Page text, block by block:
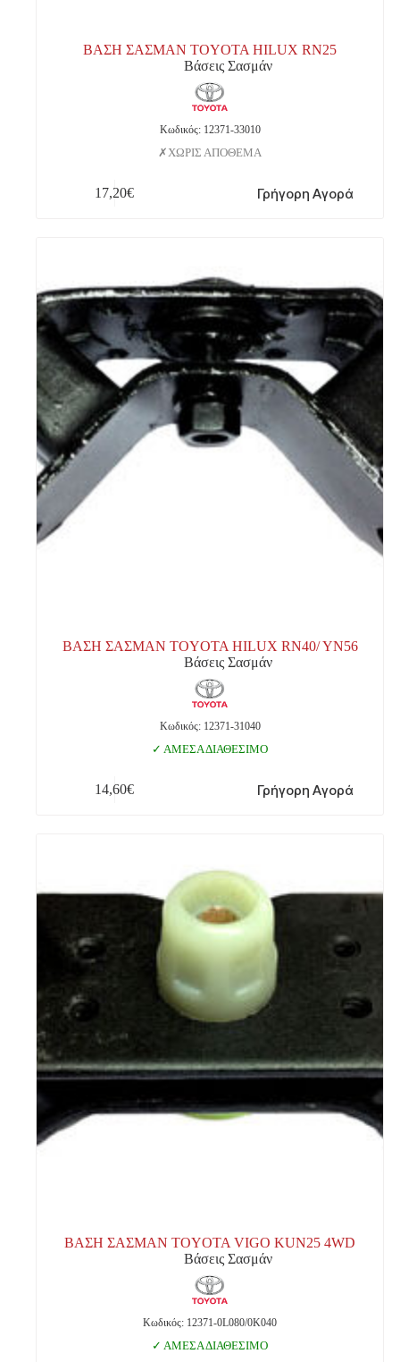
ΒΑΣΗ ΣΑΣΜΑΝ TOYOTA HILUX RN25
Βάσεις Σασμάν
Κωδικός: 12371-33010
ΧΩΡΙΣ ΑΠΟΘΕΜΑ
17,20€ Γρήγορη Αγορά
ΒΑΣΗ ΣΑΣΜΑΝ TOYOTA HILUX RN40/ YN56
Βάσεις Σασμάν
Κωδικός: 12371-31040
ΑΜΕΣΑ ΔΙΑΘΕΣΙΜΟ
14,60€ Γρήγορη Αγορά
ΒΑΣΗ ΣΑΣΜΑΝ TOYOTA VIGO KUN25 4WD
Βάσεις Σασμάν
Κωδικός: 12371-0L080/0K040
ΑΜΕΣΑ ΔΙΑΘΕΣΙΜΟ